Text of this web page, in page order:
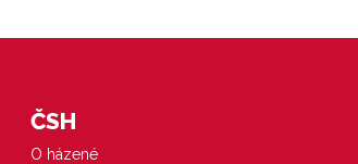
ČSH
O házené